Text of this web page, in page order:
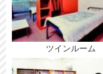
ツインルーム